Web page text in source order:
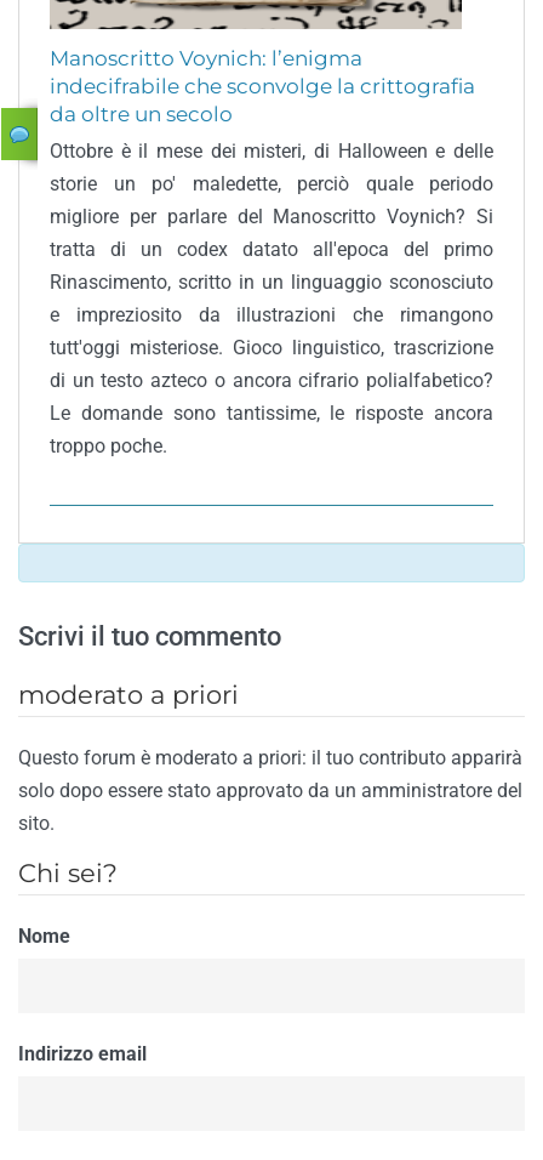
Manoscritto Voynich: l’enigma
indecifrabile che sconvolge la crittografia
da oltre un secolo
Ottobre è il mese dei misteri, di Halloween e delle
storie un po' maledette, perciò quale periodo
migliore per parlare del Manoscritto Voynich? Si
tratta di un codex datato all'epoca del primo
Rinascimento, scritto in un linguaggio sconosciuto
e impreziosito da illustrazioni che rimangono
tutt'oggi misteriose. Gioco linguistico, trascrizione
di un testo azteco o ancora cifrario polialfabetico?
Le domande sono tantissime, le risposte ancora
troppo poche.
Scrivi il tuo commento
moderato a priori
Questo forum è moderato a priori: il tuo contributo apparirà
solo dopo essere stato approvato da un amministratore del
sito.
Chi sei?
Nome
Indirizzo email